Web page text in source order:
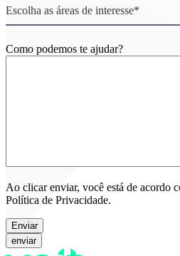
Escolha as áreas de interesse*
Como podemos te ajudar?
Ao clicar enviar, você está de acordo
Política de Privacidade.
Enviar